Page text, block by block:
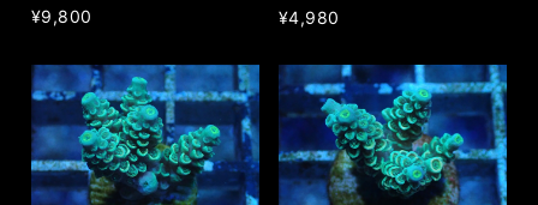
¥9,800
¥4,980